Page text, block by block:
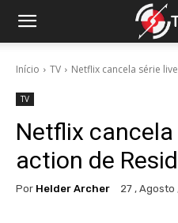
Início TV Netflix cancela série
TV
Netflix cancela
action de
Por Helder Archer 27 , Agosto